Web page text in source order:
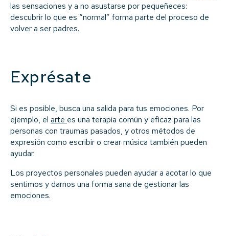
las sensaciones y a no asustarse por pequeñeces:
descubrir lo que es “normal” forma parte del proceso de
volver a ser padres.
Exprésate
Si es posible, busca una salida para tus emociones. Por
ejemplo, el arte es una terapia común y eficaz para las
personas con traumas pasados, y otros métodos de
expresión como escribir o crear música también pueden
ayudar.
Los proyectos personales pueden ayudar a acotar lo que
sentimos y darnos una forma sana de gestionar las
emociones.